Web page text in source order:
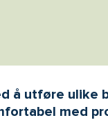
utføre ulike
med